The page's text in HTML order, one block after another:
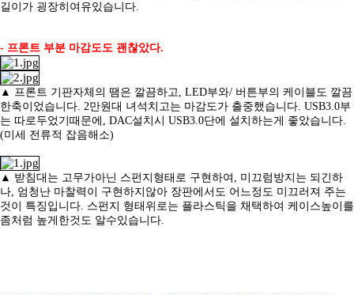
길이가 굉장히여유있습니다.
- 프론트 부분 마감도도 괜찮았다.
▲ 프론트 기판자체의 땜은 깔끔하고, LED부와/ 버튼부의 케이블도 깔끔
한축이었습니다. 2만원대 녀석치고는 마감도가 출중했습니다. USB3.0부
는 따로두었기때문에, DAC설치시 USB3.0단에 설치하는게 좋았습니다.
(미세 전류적 잡음해소)
▲ 받침대는 고무가아닌 스펀지형태로 구현하여, 미끄럼방지는 되긴하
나, 엄청난 마찰력이 구현하지않아 장판에서도 어느정도 미끄러져 주는
것이 특징입니다. 스펀지 형태위로는 플라스틱을 채택하여 케이스높이를
좀처럼 높게한것도 알수있습니다.